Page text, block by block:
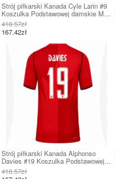
Strój piłkarski Kanada Cyle Larin #9
Koszulka Podstawowej damskie MŚ
2026 Krótki Rękaw
418.57zł
167.42zł
Strój piłkarski Kanada Alphonso
Davies #19 Koszulka Podstawowej
damskie MŚ 2026 Krótki Rękaw
418.57zł